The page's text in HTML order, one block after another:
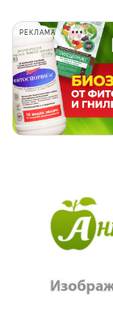
РЕКЛАМА